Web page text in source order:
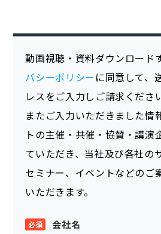
動画視聴・資料ダウンロード
バシーポリシー に同意して、
レスをご入力しご請求くださ
またご入力いただきました情
トの主催・共催・協賛・講演
ていただき、当社及び各社の
セミナー、イベントなどのご
いただきます。
会社名